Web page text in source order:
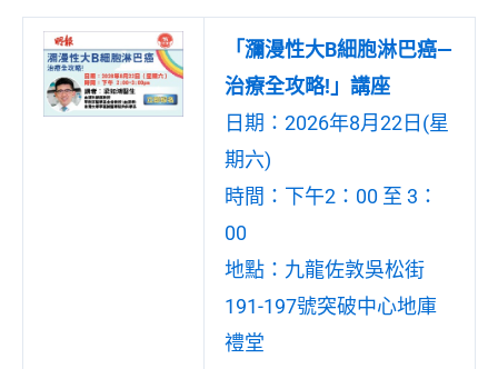
「瀰漫性大B細胞淋巴癌—
治療全攻略!」講座
日期：2026年8月22日(星
期六)
時間：下午2：00 至 3：
00
地點：九龍佐敦吳松街
191-197號突破中心地庫
禮堂